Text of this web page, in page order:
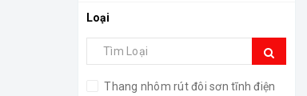
Loại
Thang nhôm rút đôi sơn tĩnh điện